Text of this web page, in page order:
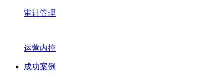
审计管理
运营内控
成功案例